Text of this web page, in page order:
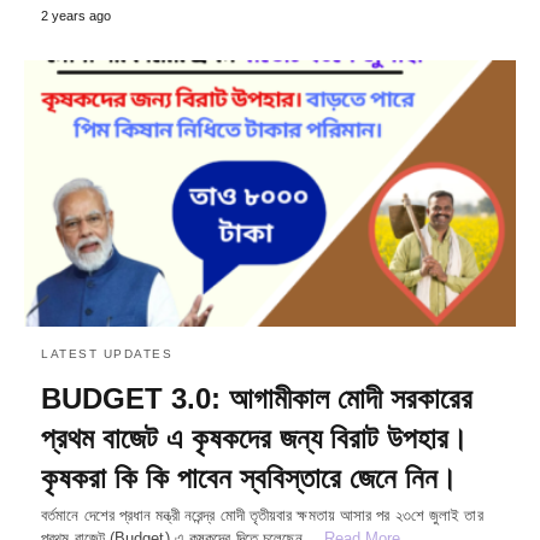
2 years ago
LATEST UPDATES
BUDGET 3.0: আগামীকাল মোদী সরকারের
প্রথম বাজেট এ কৃষকদের জন্য বিরাট উপহার।
কৃষকরা কি কি পাবেন স্ববিস্তারে জেনে নিন।
বর্তমানে দেশের প্রধান মন্ত্রী নরেন্দ্র মোদী তৃতীয়বার ক্ষমতায় আসার পর ২৩শে জুলাই তার